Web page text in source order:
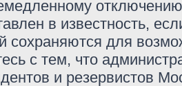
в известность,
сохраняются для
с тем, что
и резервистов